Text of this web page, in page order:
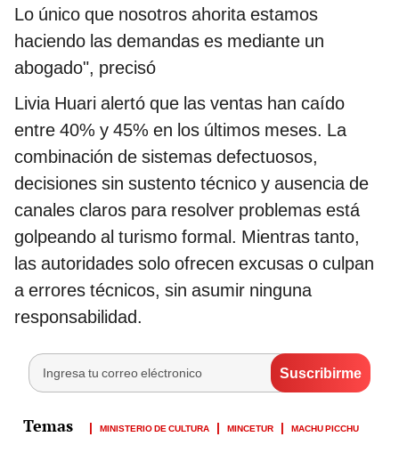
Lo único que nosotros ahorita estamos
haciendo las demandas es mediante un
abogado", precisó
Livia Huari alertó que las ventas han caído
entre 40% y 45% en los últimos meses. La
combinación de sistemas defectuosos,
decisiones sin sustento técnico y ausencia de
canales claros para resolver problemas está
golpeando al turismo formal. Mientras tanto,
las autoridades solo ofrecen excusas o culpan
a errores técnicos, sin asumir ninguna
responsabilidad.
MINISTERIO DE CULTURA MINCETUR MACHU PICCHU